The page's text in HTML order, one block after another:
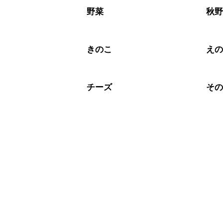
野菜 秋
きのこ え
チーズ そ